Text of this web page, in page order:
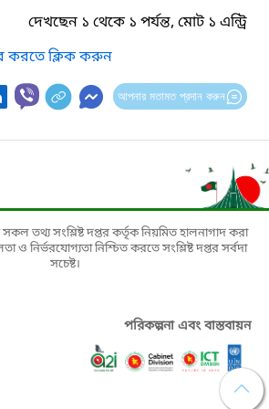
দেখছেন ১ থেকে ১ পর্যন্ত, মোট ১ এন্ট্রি
করতে ক্লিক করুন
আপনার মতামত প্রদান করুন
তথ্য সংশ্লিষ্ট দপ্তর কর্তৃক নিয়মিত হালনাগাদ করা
ও নির্ভরযোগ্যতা নিশ্চিত করতে সংশ্লিষ্ট দপ্তর সর্বদা
সচেষ্ট।
পরিকল্পনা এবং বাস্তবায়ন